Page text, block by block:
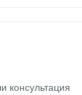
консультация